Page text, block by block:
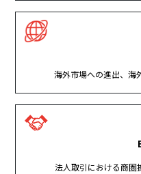
海外市場への進出、海
法人取引における商圏